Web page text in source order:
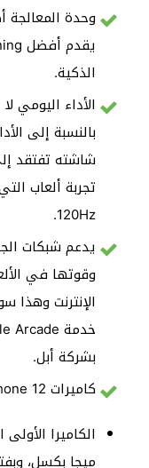
الذكية.
الأداء اليومي
بالنسبة إلى
شاشته تفتقد
120Hz.
يدعم شبكات
وقوتها في
الإنترنت
بشركة أبل.
كاميرات iPhone 12 ثنائية: